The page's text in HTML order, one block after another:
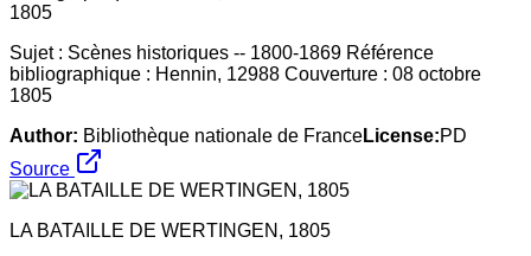
Sujet : Scènes historiques -- 1800-1869 Référence
bibliographique : Hennin, 12988 Couverture : 08 octobre
1805
Author: Bibliothèque nationale de FranceLicense:PD
Source
LA BATAILLE DE WERTINGEN, 1805